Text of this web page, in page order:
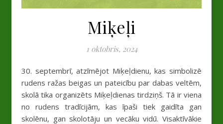
Miķeļi
1 oktobris, 2024
30. septembrī, atzīmējot Miķeļdienu, kas simbolizē
rudens ražas beigas un pateicību par dabas veltēm,
skolā tika organizēts Miķeļdienas tirdziņš. Tā ir viena
no rudens tradīcijām, kas īpaši tiek gaidīta gan
skolēnu, gan skolotāju un vecāku vidū. Visaktīvākie